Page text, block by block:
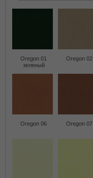
Oregon 01
зеленый
Oregon 02
Oregon 06 Oregon 07